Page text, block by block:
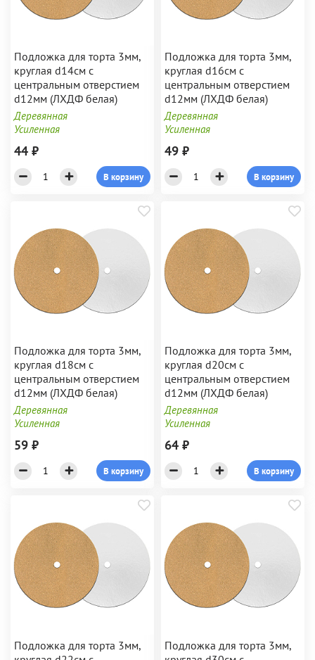
Подложка для торта 3мм,
круглая d14см с
центральным отверстием
d12мм (ЛХДФ белая)
Деревянная
Усиленная
44 ₽
В корзину
Подложка для торта 3мм,
круглая d16см с
центральным отверстием
d12мм (ЛХДФ белая)
Деревянная
Усиленная
49 ₽
В корзину
Подложка для торта 3мм,
круглая d18см с
центральным отверстием
d12мм (ЛХДФ белая)
Деревянная
Усиленная
59 ₽
В корзину
Подложка для торта 3мм,
круглая d20см с
центральным отверстием
d12мм (ЛХДФ белая)
Деревянная
Усиленная
64 ₽
В корзину
Подложка для торта 3мм,
Подложка для торта 3мм,